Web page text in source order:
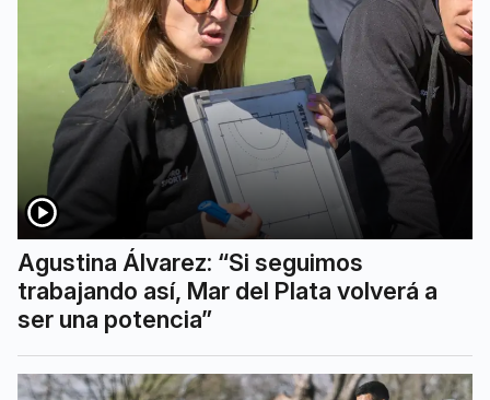
Agustina Álvarez: “Si seguimos
trabajando así, Mar del Plata volverá a
ser una potencia”